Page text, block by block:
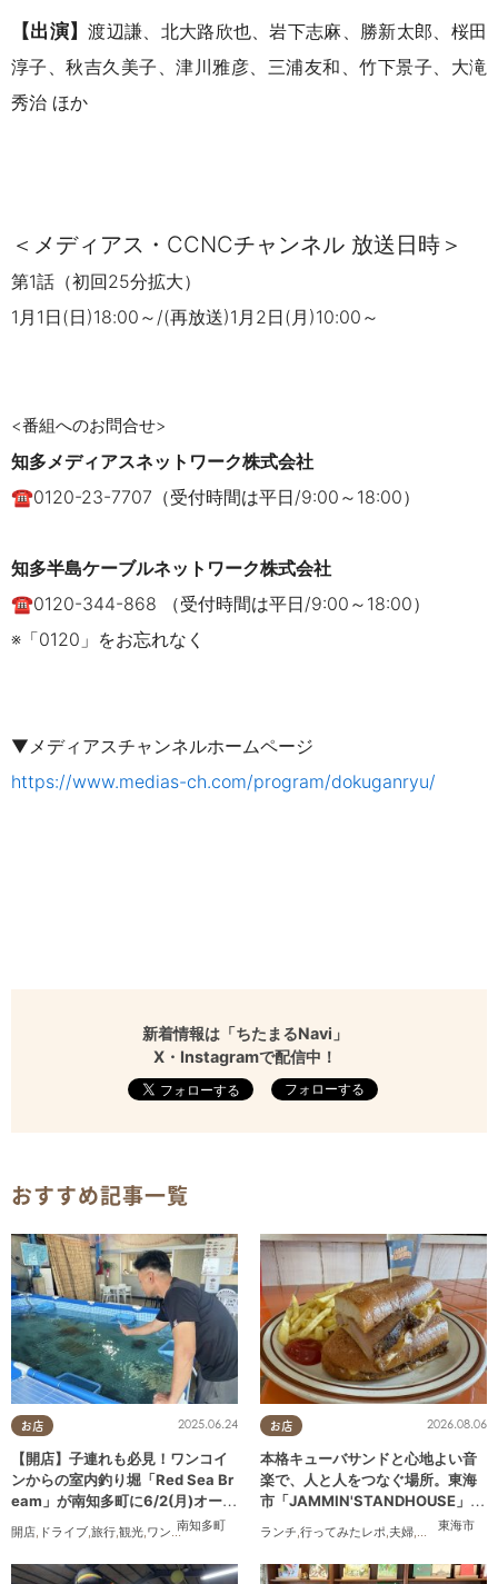
【出演】渡辺謙、北大路欣也、岩下志麻、勝新太郎、桜田
淳子、秋吉久美子、津川雅彦、三浦友和、竹下景子、大滝
秀治 ほか
＜メディアス・ CCNCチャンネル 放送日時＞
第1話（初回25分拡大）
1 月 1 日(日)18:00 ～ /(再放送)1 月 2日(月 )10:00 ～
<番組へのお問合せ>
知多メディアスネットワーク株式会社
☎0120-23-7707 （受付時間は平日/9:00 ～ 18:00）
知多半島ケーブルネットワーク株式会社
☎0120-344-868
（受付時間は平日/9:00 ～ 18:00）
※「0120 」をお忘れなく
▼メディアスチャンネルホームページ
https://www.medias-ch.com/program/dokuganryu/
新着情報は「ちたまるNavi」
X・Instagramで配信中！
フォローする
おすすめ記事一覧
お店
南知多町
2025.06.24
【開店】子連れも必見！ワンコイ
ンからの室内釣り堀「Red Sea Br
eam」が南知多町に6/2(月)オープ
ン
開店, ドライブ,旅行,観光,ワンコイン
お店
東海市
2026.08.06
本格キューバサンドと心地よい音
楽で、人と人をつなぐ場所。東海
市「JAMMIN'STANDHOUSE」に
行ってみた
ランチ,行ってみたレポ,夫婦,おひとりさま